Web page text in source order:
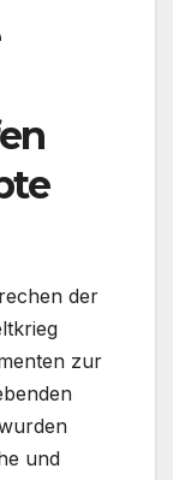
der
zur
und